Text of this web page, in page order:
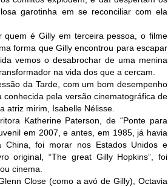
garotinha em se reconciliar com ela
quem é Gilly em terceira pessoa, o filme
forma que Gilly encontrou para escapar
vemos o desabrochar de uma menina
na vida dos que a cercam.
da Tarde, com um bom desempenho
pela versão cinematográfica de
atriz mirim, Isabelle Nélisse.
Katherine Paterson, de “Ponte para
em 2007, e antes, em 1985, já havia
foi morar nos Estados Unidos e
original, “The great Gilly Hopkins”, foi
cinema.
Close (como a avó de Gilly), Octavia